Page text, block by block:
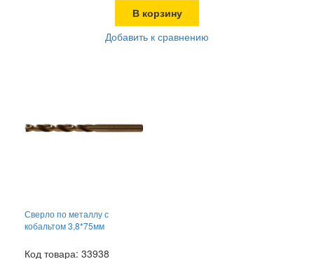
В корзину
Добавить к сравнению
Сверло по металлу с
кобальтом 3,8*75мм
Код товара: 33938